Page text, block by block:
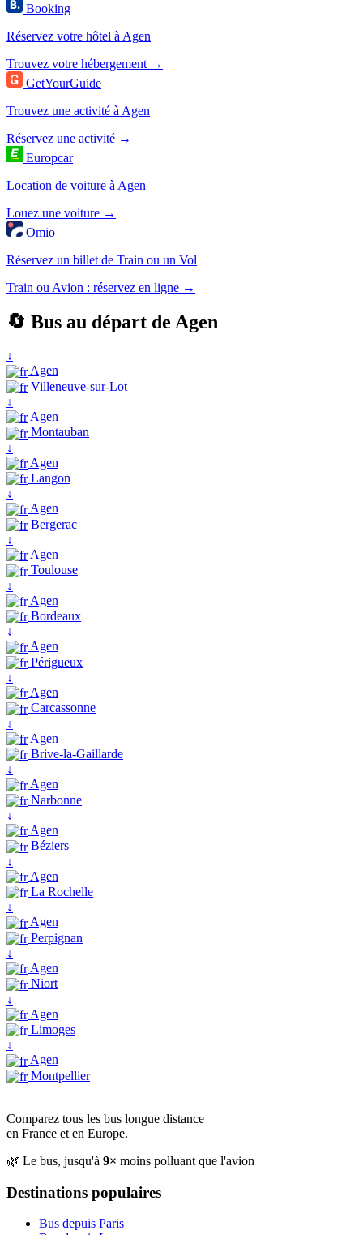
Booking
Réservez votre hôtel à Agen
Trouvez votre hébergement →
GetYourGuide
Trouvez une activité à Agen
Réservez une activité →
Europcar
Location de voiture à Agen
Louez une voiture →
Omio
Réservez un billet de Train ou un Vol
Train ou Avion : réservez en ligne →
🔄 Bus au départ de Agen
↓
Agen
Villeneuve-sur-Lot
↓
Agen
Montauban
↓
Agen
Langon
↓
Agen
Bergerac
↓
Agen
Toulouse
↓
Agen
Bordeaux
↓
Agen
Périgueux
↓
Agen
Carcassonne
↓
Agen
Brive-la-Gaillarde
↓
Agen
Narbonne
↓
Agen
Béziers
↓
Agen
La Rochelle
↓
Agen
Perpignan
↓
Agen
Niort
↓
Agen
Limoges
↓
Agen
Montpellier
Comparez tous les bus longue distance
en France et en Europe.
🌿 Le bus, jusqu'à 9× moins polluant que l'avion
Destinations populaires
Bus depuis Paris